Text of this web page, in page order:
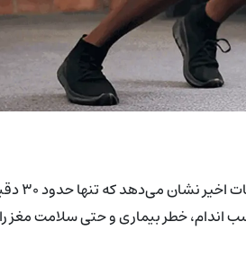
فکر می‌کنید برای سالم شدن باید ساعت‌ها در باشگاه
اندام، خطر بیماری و حتی سلامت مغز را